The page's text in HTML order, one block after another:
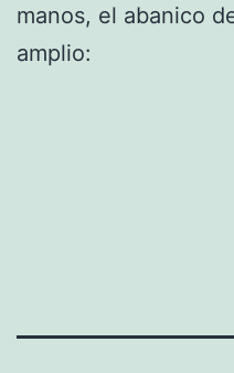
manos, el abanico
amplio: